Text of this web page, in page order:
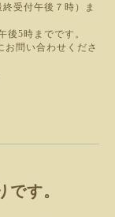
受付午後７時）ま
後5時までです。
お問い合わせくださ
です。